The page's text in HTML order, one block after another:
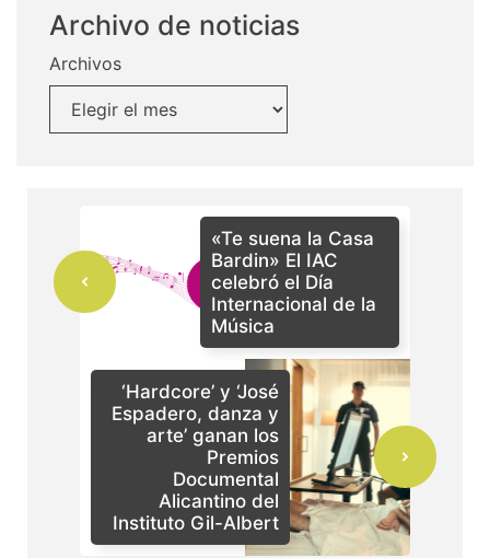
Archivo de noticias
Archivos
«Te suena la Casa
Bardin» El IAC
celebró el Día
Internacional de la
Música
‘Hardcore’ y ‘José
Espadero, danza y
arte’ ganan los
Premios
Documental
Alicantino del
Instituto Gil-Albert